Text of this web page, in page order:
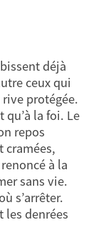
déjà
ceux qui
protégée.
la foi. Le
repos
cramées,
à la
sans vie.
où s’arrêter.
les denrées